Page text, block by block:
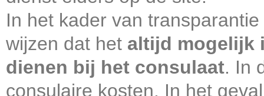
In het kader van
wijzen dat het altijd mogelijk
dienen bij het consulaat. In
consulaire kosten. In het